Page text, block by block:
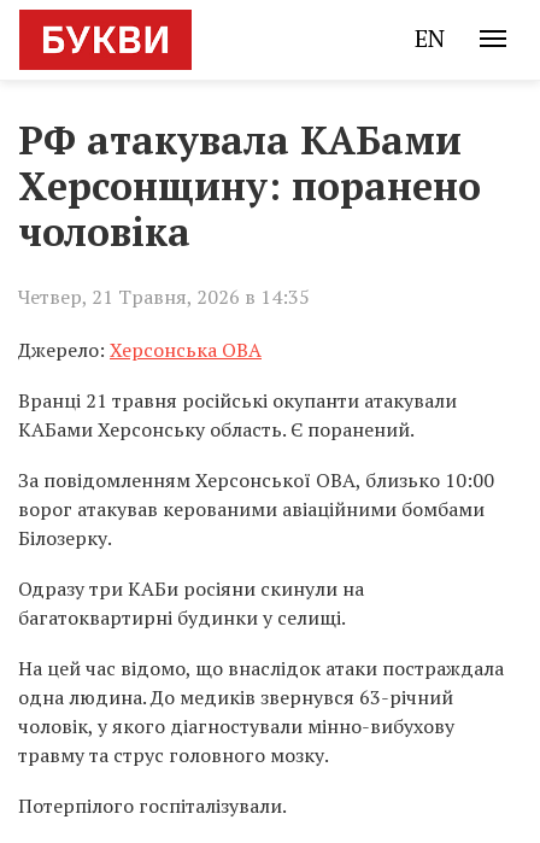
EN
РФ атакувала КАБами
Херсонщину: поранено
чоловіка
Четвер, 21 Травня, 2026 в 14:35
Джерело: Херсонська ОВА
Вранці 21 травня російські окупанти атакували
КАБами Херсонську область. Є поранений.
За повідомленням Херсонської ОВА, близько 10:00
ворог атакував керованими авіаційними бомбами
Білозерку.
Одразу три КАБи росіяни скинули на
багатоквартирні будинки у селищі.
На цей час відомо, що внаслідок атаки постраждала
одна людина. До медиків звернувся 63-річний
чоловік, у якого діагностували мінно-вибухову
травму та струс головного мозку.
Потерпілого госпіталізували.